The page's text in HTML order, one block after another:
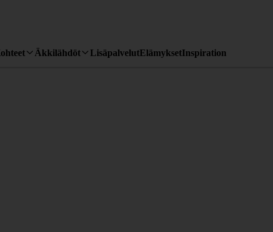
Äkkilähdöt LisäpalvelutElämyksetInspiration